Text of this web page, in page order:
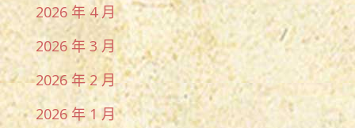
2026 年 4 月
2026 年 3 月
2026 年 2 月
2026 年 1 月